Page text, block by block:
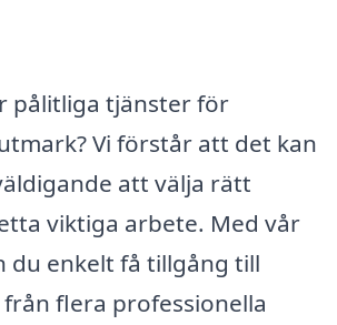
pålitliga tjänster för
Vi förstår att det kan
att välja rätt
viktiga arbete. Med vår
du enkelt få tillgång till
flera professionella